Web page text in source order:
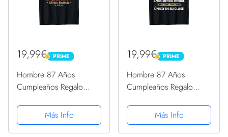
19,99€ PRIME
PRIME
Hombre 87 Años
Cumpleaños Regalo
Junio 87 Años Camiseta
Más Info
19,99€ PRIME
PRIME
Hombre 87 Años
Cumpleaños Regalo
Junio 87 Años Camiseta
Más Info